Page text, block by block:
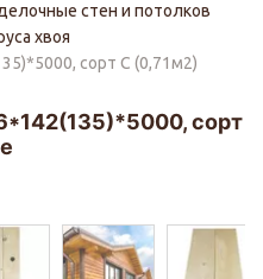
стен и потолков
хвоя
сорт С (0,71м2)
сорт